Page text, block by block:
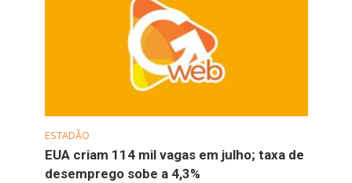
ESTADÃO
EUA criam 114 mil vagas em julho; taxa de
desemprego sobe a 4,3%